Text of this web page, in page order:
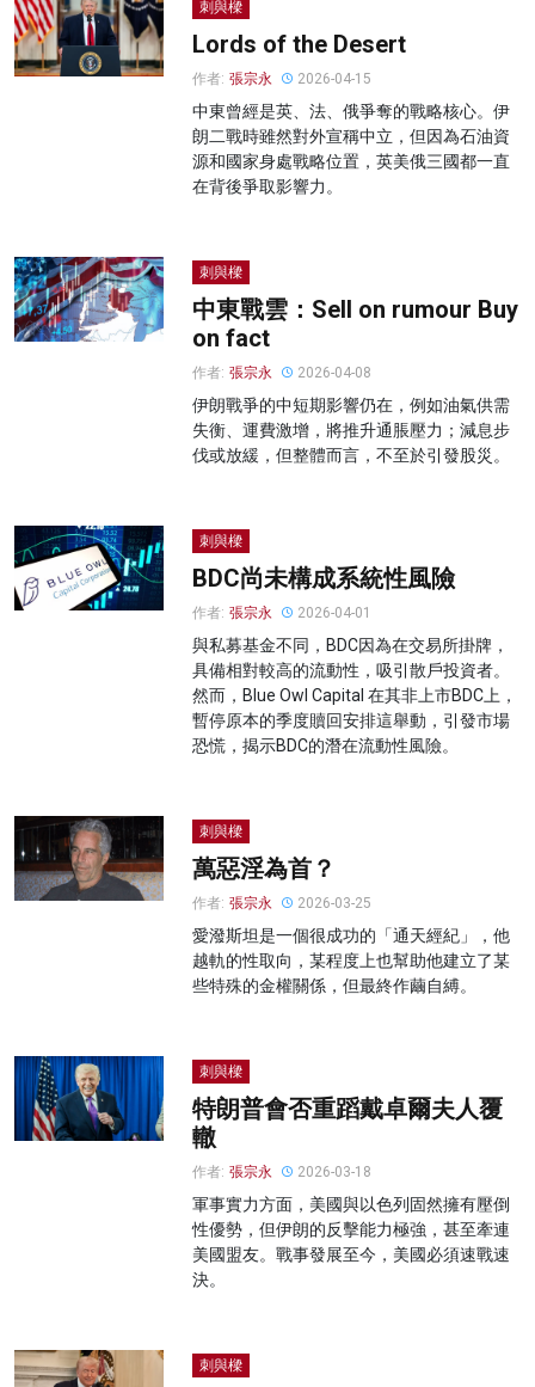
刺與樑
Lords of the Desert
作者: 張宗永 2026-04-15
中東曾經是英、法、俄爭奪的戰略核心。伊
朗二戰時雖然對外宣稱中立，但因為石油資
源和國家身處戰略位置，英美俄三國都一直
在背後爭取影響力。
刺與樑
中東戰雲：Sell on rumour Buy
on fact
作者: 張宗永 2026-04-08
伊朗戰爭的中短期影響仍在，例如油氣供需
失衡、運費激增，將推升通脹壓力；減息步
伐或放緩，但整體而言，不至於引發股災。
刺與樑
BDC尚未構成系統性風險
作者: 張宗永 2026-04-01
與私募基金不同，BDC因為在交易所掛牌，
具備相對較高的流動性，吸引散戶投資者。
然而，Blue Owl Capital 在其非上市BDC上，
暫停原本的季度贖回安排這舉動，引發市場
恐慌，揭示BDC的潛在流動性風險。
刺與樑
萬惡淫為首？
作者: 張宗永 2026-03-25
愛潑斯坦是一個很成功的「通天經紀」，他
越軌的性取向，某程度上也幫助他建立了某
些特殊的金權關係，但最終作繭自縛。
刺與樑
特朗普會否重蹈戴卓爾夫人覆
轍
作者: 張宗永 2026-03-18
軍事實力方面，美國與以色列固然擁有壓倒
性優勢，但伊朗的反擊能力極強，甚至牽連
美國盟友。戰事發展至今，美國必須速戰速
決。
刺與樑